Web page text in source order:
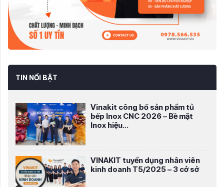
TIN NỔI BẬT
Vinakit công bố sản phẩm tủ
bếp Inox CNC 2026 – Bề mặt
Inox hiệu...
VINAKIT tuyển dụng nhân viên
kinh doanh T5/2025 – 3 cở sở